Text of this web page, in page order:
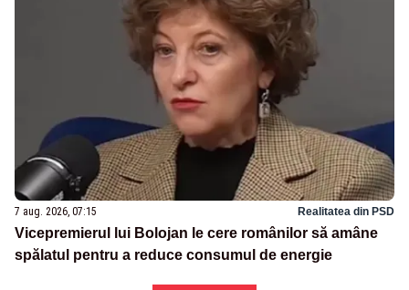
7 aug. 2026, 07:15 Realitatea din PSD
Vicepremierul lui Bolojan le cere românilor să amâne
spălatul pentru a reduce consumul de energie